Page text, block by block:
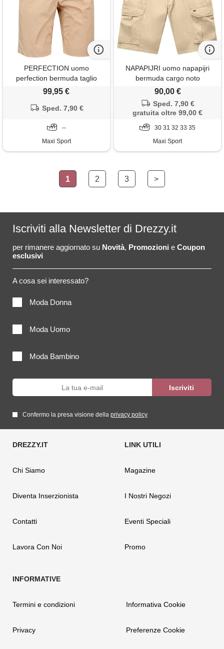
PERFECTION uomo
perfection bermuda taglio
chino cotone nylon con
cintura el
99,95 €
Sped. 7,90 €
--
Maxi Sport
NAPAPIJRI uomo napapijri
bermuda cargo noto
90,00 €
Sped. 7,90 €
gratuita oltre 99,00 €
30 31 32 33 35
Maxi Sport
1 2 3 >
Iscriviti alla Newsletter di Drezzy.it
per rimanere aggiornato su Novità, Promozioni e Coupon
esclusivi
A cosa sei interessato?
Moda Donna
Moda Uomo
Moda Bambino
Confermo la presa visione della privacy policy
Chi Siamo
Diventa Inserzionista
Contatti
Lavora Con Noi
Magazine
I Nostri Negozi
Eventi Speciali
Promo
Termini e condizioni
Privacy
Informativa Cookie
Preferenze Cookie